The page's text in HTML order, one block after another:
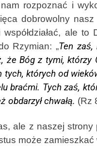
rozpoznać i
dobrowolny
ale
Rzymian: „Ten zaś,
Bóg z tymi, którzy
tych, których od
braćmi. Tych zaś,
obdarzył chwałą. (Rz
z naszej strony
może